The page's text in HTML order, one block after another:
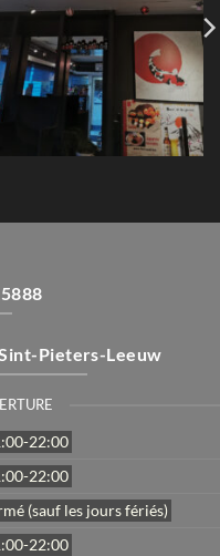
Pieters-Leeuw
22:00
22:00
(sauf les jours fériés)
22:00